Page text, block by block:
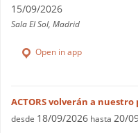
15/09/2026
Sala El Sol, Madrid
Open in app
ACTORS volverán a
desde 18/09/2026 hasta 20/